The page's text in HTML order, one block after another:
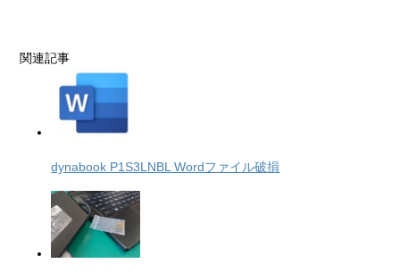
関連記事
dynabook P1S3LNBL Wordファイル破損